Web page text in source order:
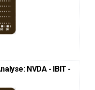
NVDA - IBIT -